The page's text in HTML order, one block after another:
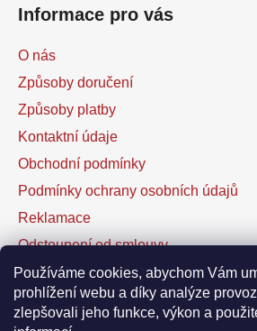
Používáme cookies, abychom Vám
prohlížení webu a díky analýze
zlepšovali jeho funkce, výkon a
Informace pro vás
O nás
Způsoby doručení
Způsoby platby
Kontaktní údaje
Obchodní podmínky
Podmínky ochrany osobních údajů
Reklamace
Odstoupení od smlouvy
Kontaktní formulář